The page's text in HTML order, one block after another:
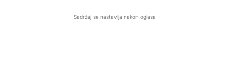
Sadržaj se nastavlja nakon oglasa